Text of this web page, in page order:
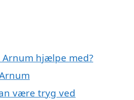
hjælpe med?
være tryg ved